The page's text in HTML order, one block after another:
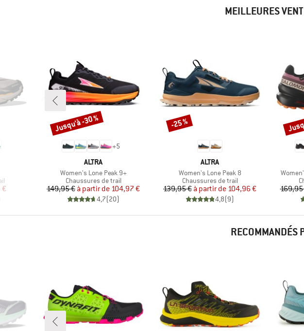
MEILLEURES
€
+5
MARQUE
ALTRA
Article
Women's Lone Peak 9+
Product group
Chaussures de trail
Prix
149,95 € Prix réduit
à partir de 104,97 €
4,7(20)
Remise
Jusqu'à -30 %
MARQUE
ALTRA
Article
Women's Lone Peak 8
Product group
Chaussures de trail
Prix
139,95 € Prix réduit
à partir de 104,96 €
4,8(9)
Remise
-25 %
Article
RECOMMANDÉS